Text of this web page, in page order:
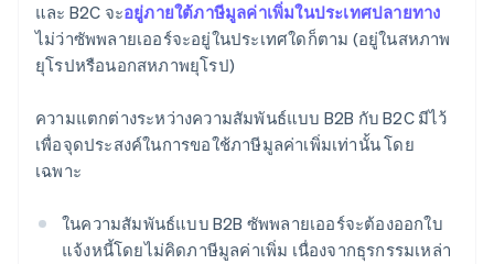
และ B2C จะอยู่ภายใต้ภาษีมูลค่าเพิ่มในประเทศปลายทาง
ไม่ว่าซัพพลายเออร์จะอยู่ในประเทศใดก็ตาม (อยู่ในสหภาพ
ยุโรปหรือนอกสหภาพยุโรป)
ความแตกต่างระหว่างความสัมพันธ์แบบ B2B กับ B2C มีไว้
เพื่อจุดประสงค์ในการขอใช้ภาษีมูลค่าเพิ่มเท่านั้น โดย
เฉพาะ
ในความสัมพันธ์แบบ B2B ซัพพลายเออร์จะต้องออกใบ
แจ้งหนี้โดยไม่คิดภาษีมูลค่าเพิ่ม เนื่องจากธุรกรรมเหล่า